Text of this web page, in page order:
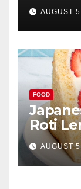
AUGUST
FOOD
Roti
Segar
AUGUST